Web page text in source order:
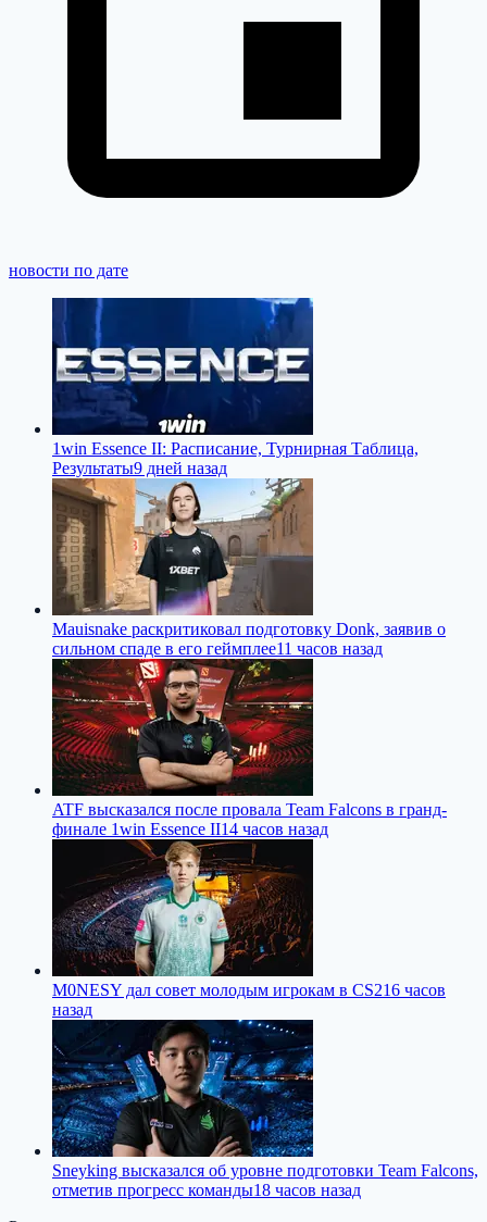
новости по дате
1win Essence II: Расписание, Турнирная Таблица,
Результаты9 дней назад
Mauisnake раскритиковал подготовку Donk, заявив о
сильном спаде в его геймплее11 часов назад
ATF высказался после провала Team Falcons в гранд-
финале 1win Essence II14 часов назад
M0NESY дал совет молодым игрокам в CS216 часов
назад
Sneyking высказался об уровне подготовки Team Falcons,
отметив прогресс команды18 часов назад